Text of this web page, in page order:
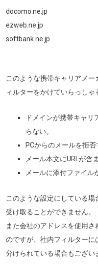
docomo.ne.jp
ezweb.ne.jp
softbank.ne.jp
このような携帯キャリアメ
ィルターをかけていらっしゃ
ドメインが携帯キャ
らない。
PCからのメールを拒否
メール本文にURLが含
メールに添付ファイル
このような設定にしている
受け取ることができません。
また会社のアドレスを使用
のですが、社内フィルターに
分けられている場合もござい